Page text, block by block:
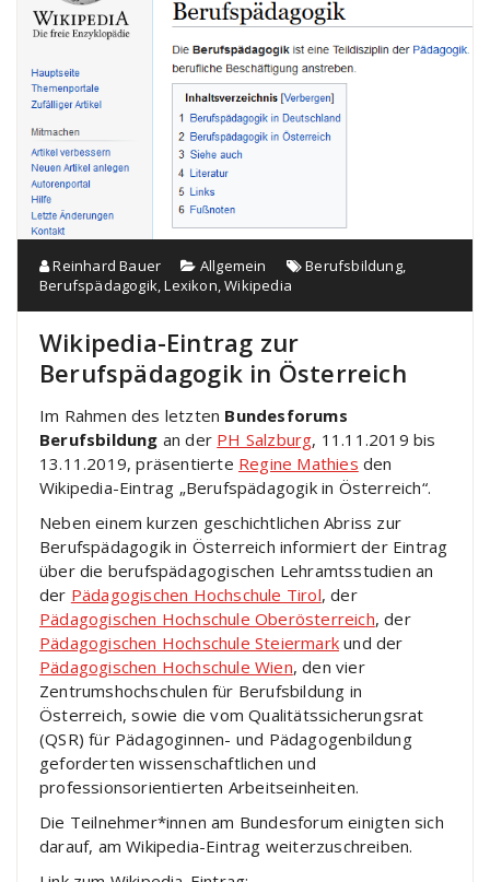
Reinhard Bauer Allgemein Berufsbildung,
Berufspädagogik,Lexikon,Wikipedia
Wikipedia-Eintrag zur
Berufspädagogik in Österreich
Im Rahmen des letzten Bundesforums
Berufsbildung an der PH Salzburg, 11.11.2019 bis
13.11.2019, präsentierte Regine Mathies den
Wikipedia-Eintrag „Berufspädagogik in Österreich“.
Neben einem kurzen geschichtlichen Abriss zur
Berufspädagogik in Österreich informiert der Eintrag
über die berufspädagogischen Lehramtsstudien an
der Pädagogischen Hochschule Tirol, der
Pädagogischen Hochschule Oberösterreich, der
Pädagogischen Hochschule Steiermark und der
Pädagogischen Hochschule Wien, den vier
Zentrumshochschulen für Berufsbildung in
Österreich, sowie die vom Qualitätssicherungsrat
(QSR) für Pädagoginnen- und Pädagogenbildung
geforderten wissenschaftlichen und
professionsorientierten Arbeitseinheiten.
Die Teilnehmer*innen am Bundesforum einigten sich
darauf, am Wikipedia-Eintrag weiterzuschreiben.